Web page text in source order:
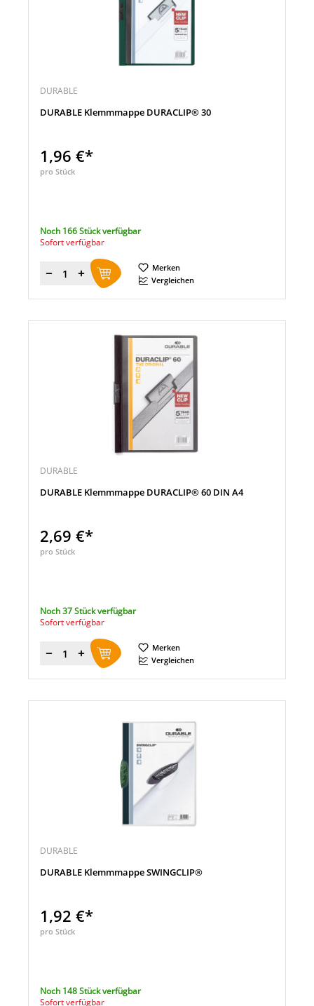
DURABLE
DURABLE Klemmmappe DURACLIP® 30
1,96 €*
pro Stück
Noch 166 Stück verfügbar
Sofort verfügbar
Menge
Merken
Vergleichen
DURABLE
DURABLE Klemmmappe DURACLIP® 60 DIN A4
2,69 €*
pro Stück
Noch 37 Stück verfügbar
Sofort verfügbar
Menge
Merken
Vergleichen
DURABLE
DURABLE Klemmmappe SWINGCLIP®
1,92 €*
pro Stück
Noch 148 Stück verfügbar
Sofort verfügbar